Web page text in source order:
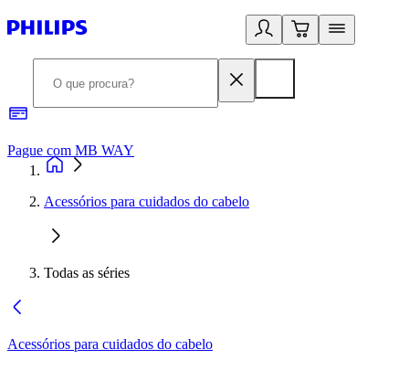
Pague com MB WAY
Acessórios para cuidados do cabelo
Todas as séries
Acessórios para cuidados do cabelo